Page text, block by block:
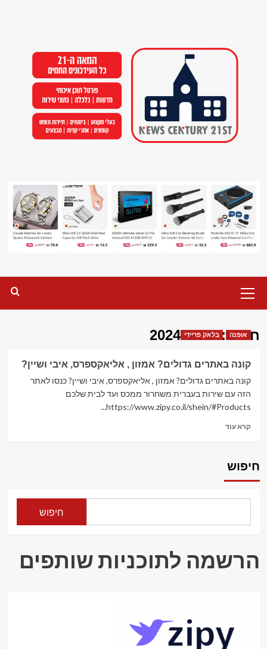
Menu
חודש:ינואר 2024 אופנה בלאק פריידי
קונה באתרים גדולים? אמזון , אליאקספרס, איבי ושיין?
קונה באתרים גדולים? אמזון , אליאקספרס, איבי ושיין? כנסו לאתר
הזה עם שירות בעברית משחרור ממכס ועד לבית שלכם
https://www.zipy.co.il/shein/#Products...
קרא עודRead
גדולים?
איבי
חיפוש
חיפוש
הרשמה לתוכניות שותפים